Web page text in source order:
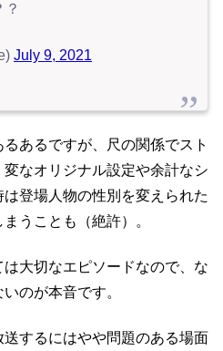
July 9, 2021
あるですが、尺の関係でスト
なオリジナル設定や余計なシ
登場人物の性別を変えられた
うことも（絶許）。
大切なエピソードなので、な
のが本音です。
するにはやや問題のある場面